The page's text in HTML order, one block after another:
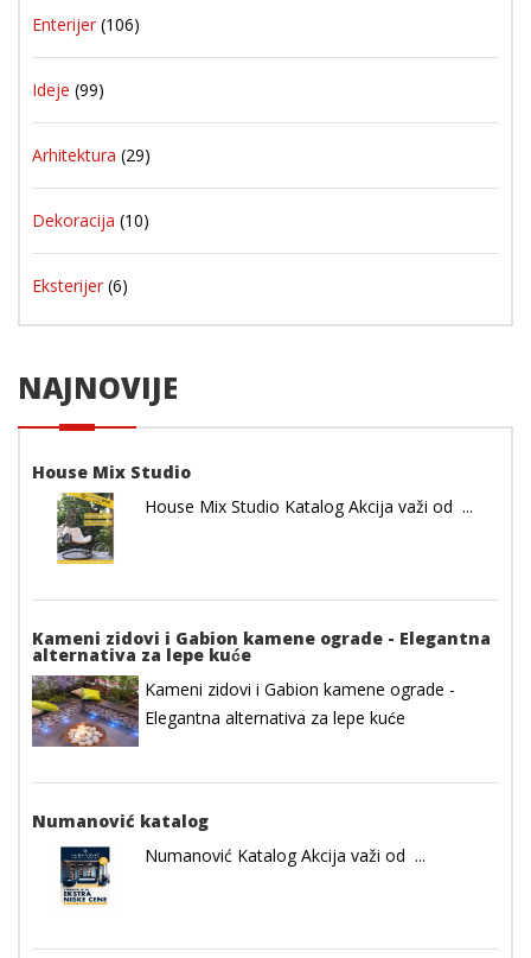
Enterijer (106)
Ideje (99)
Arhitektura (29)
Dekoracija (10)
Eksterijer (6)
NAJNOVIJE
House Mix Studio
House Mix Studio Katalog Akcija važi od ...
Kameni zidovi i Gabion kamene ograde - Elegantna
alternativa za lepe kuće
Kameni zidovi i Gabion kamene ograde -
Elegantna alternativa za lepe kuće
Numanović katalog
Numanović Katalog Akcija važi od ...